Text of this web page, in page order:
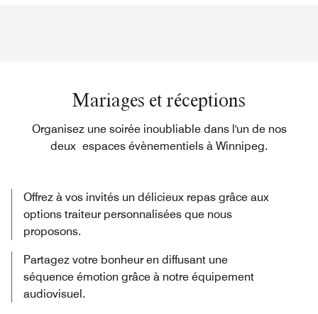
Mariages et réceptions
Organisez une soirée inoubliable dans l'un de nos
deux espaces évènementiels à Winnipeg.
Offrez à vos invités un délicieux repas grâce aux
options traiteur personnalisées que nous
proposons.
Partagez votre bonheur en diffusant une
séquence émotion grâce à notre équipement
audiovisuel.